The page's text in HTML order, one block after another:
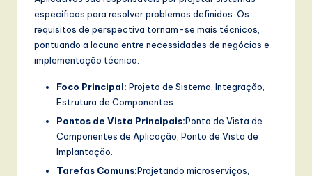
específicos para resolver problemas definidos. Os
requisitos de perspectiva tornam-se mais técnicos,
pontuando a lacuna entre necessidades de negócios e
implementação técnica.
Foco Principal: Projeto de Sistema, Integração,
Estrutura de Componentes.
Pontos de Vista Principais:Ponto de Vista de
Componentes de Aplicação, Ponto de Vista de
Implantação.
Tarefas Comuns:Projetando microserviços,